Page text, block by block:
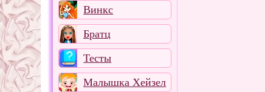
Винкс
Братц
Тесты
Малышка Хейзел